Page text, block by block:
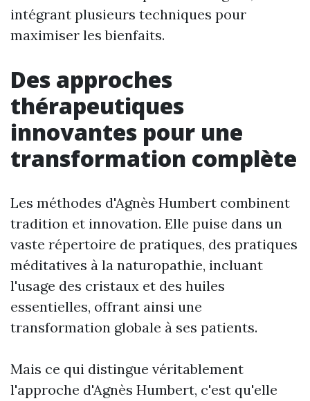
intégrant plusieurs techniques pour
maximiser les bienfaits.
Des approches
thérapeutiques
innovantes pour une
transformation complète
Les méthodes d'Agnès Humbert combinent
tradition et innovation. Elle puise dans un
vaste répertoire de pratiques, des pratiques
méditatives à la naturopathie, incluant
l'usage des cristaux et des huiles
essentielles, offrant ainsi une
transformation globale à ses patients.
Mais ce qui distingue véritablement
l'approche d'Agnès Humbert, c'est qu'elle